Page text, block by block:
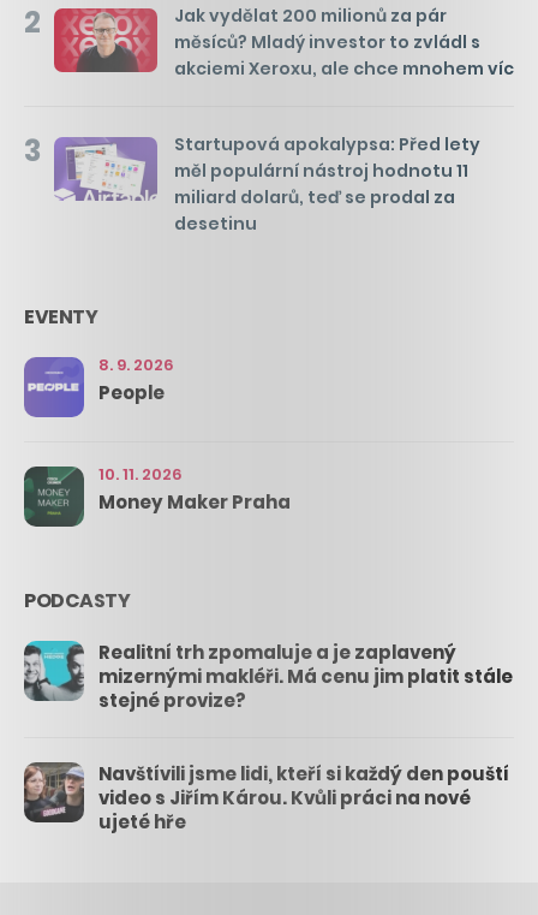
2
Jak vydělat 200 milionů za pár
měsíců? Mladý investor to zvládl s
akciemi Xeroxu, ale chce mnohem víc
3
Startupová apokalypsa: Před lety
měl populární nástroj hodnotu 11
miliard dolarů, teď se prodal za
desetinu
EVENTY
8. 9. 2026
People
10. 11. 2026
Money Maker Praha
PODCASTY
Realitní trh zpomaluje a je zaplavený
mizernými makléři. Má cenu jim platit stále
stejné provize?
Navštívili jsme lidi, kteří si každý den pouští
video s Jiřím Károu. Kvůli práci na nové
ujeté hře